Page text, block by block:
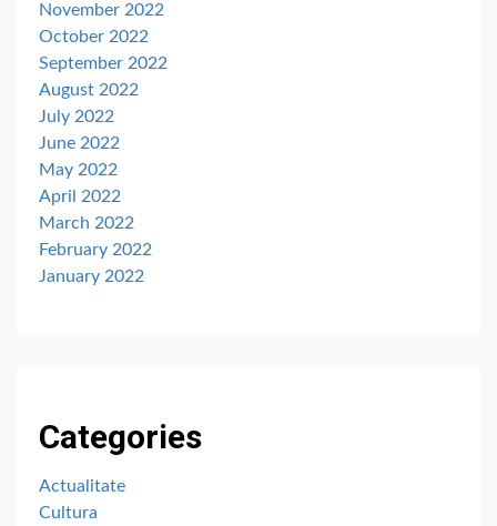
November 2022
October 2022
September 2022
August 2022
July 2022
June 2022
May 2022
April 2022
March 2022
February 2022
January 2022
Categories
Actualitate
Cultura